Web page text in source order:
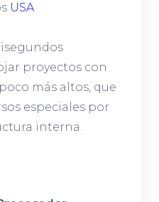
USA
proyectos con
más altos, que
especiales por
interna.